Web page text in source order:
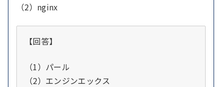
（2）nginx
【回答】
（1）パール
（2）エンジンエックス